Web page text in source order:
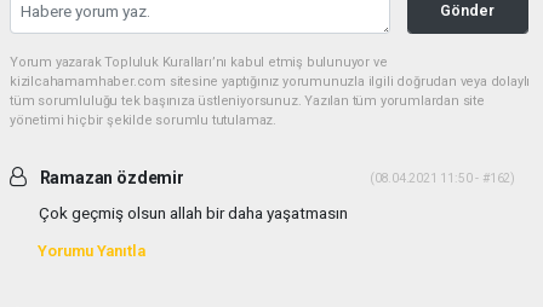
Gönder
Yorum yazarak Topluluk Kuralları’nı kabul etmiş bulunuyor ve
kizilcahamamhaber.com sitesine yaptığınız yorumunuzla ilgili doğrudan veya dolaylı
tüm sorumluluğu tek başınıza üstleniyorsunuz. Yazılan tüm yorumlardan site
yönetimi hiçbir şekilde sorumlu tutulamaz.
Ramazan özdemir (08.04.2021 11:50 - #162)
Çok geçmiş olsun allah bir daha yaşatmasın
Yorumu Yanıtla